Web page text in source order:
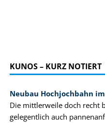
KUNOS – KURZ NOTIERT
Neubau Hochjochbahn
Die mittlerweile doch recht
gelegentlich auch